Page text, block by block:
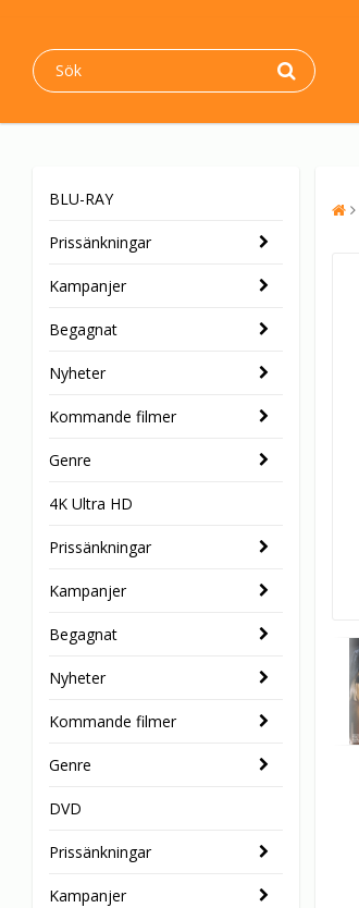
BLU-RAY
Prissänkningar
Kampanjer
Begagnat
Nyheter
Kommande filmer
Genre
4K Ultra HD
Prissänkningar
Kampanjer
Begagnat
Nyheter
Kommande filmer
Genre
DVD
Prissänkningar
Kampanjer